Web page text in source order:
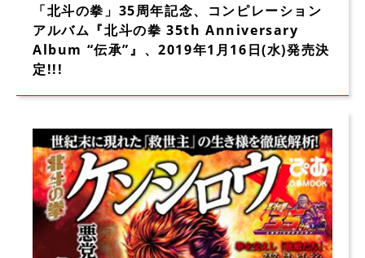
「北斗の拳」35周年記念、コンピレーション
アルバム『北斗の拳 35th Anniversary
Album “伝承”』、2019年1月16日(水)発売決
定!!!